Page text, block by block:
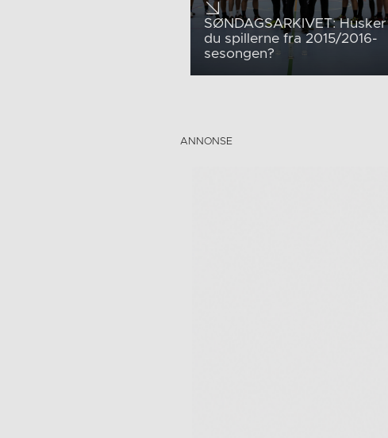
SØNDAGSARKIVET: Husker
du spillerne fra 2015/2016-
sesongen?